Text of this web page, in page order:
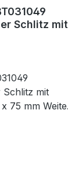
Schlitz mit
mit
Weitere